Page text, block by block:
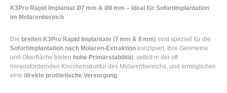
K3Pro Rapid Implantat Ø7 mm & Ø8 mm – Ideal für Sofortimplantation
im Molarenbereich
Die breiten K3Pro Rapid Implantate (7 mm & 8 mm) sind speziell für die
Sofortimplantation nach Molaren-Extraktion konzipiert. Ihre Geometrie
und Oberfläche bieten hohe Primärstabilität , selbst in der oft
herausfordernden Knochenstruktur des Molarenbereichs, und ermöglichen
eine direkte prothetische Versorgung